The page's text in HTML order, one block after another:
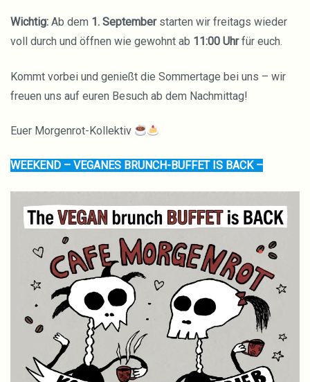
Wichtig: Ab dem 1. Septemberstarten wir freitags wieder
voll durch und öffnen wie gewohnt ab 11:00 Uhrfür euch.
Kommt vorbei und genießt die Sommertage bei uns – wir
freuen uns auf euren Besuch ab dem Nachmittag!
Euer Morgenrot-Kollektiv
WEEKEND – VEGANES BRUNCH-BUFFET IS BACK –